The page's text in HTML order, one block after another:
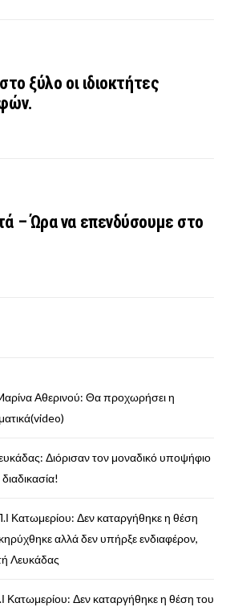
ξύλο οι ιδιοκτήτες
– Ώρα να επενδύσουμε στο
Αθερινού: Θα προχωρήσει η
Διόρισαν τον μοναδικό υποψήφιο
Κατωμερίου: Δεν καταργήθηκε η θέση
αλλά δεν υπήρξε ενδιαφέρον,
Λευκάδας
Κατωμερίου: Δεν καταργήθηκε η θέση του